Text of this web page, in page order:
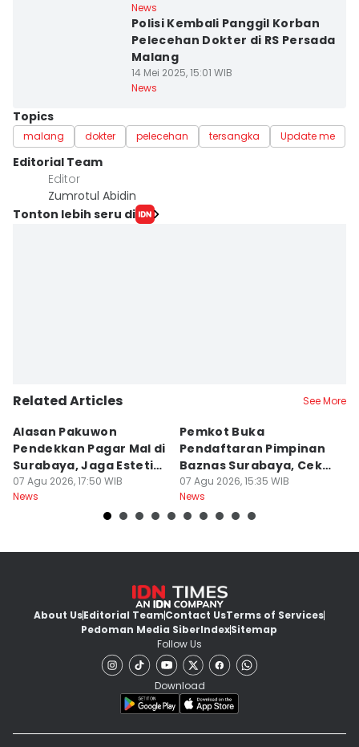
News
Polisi Kembali Panggil Korban
Pelecehan Dokter di RS Persada
Malang
14 Mei 2025, 15:01 WIB
News
Topics
malang dokter pelecehan tersangka Update me
Editorial Team
Editor
Zumrotul Abidin
Tonton lebih seru di
Related Articles See More
Alasan Pakuwon
Pendekkan Pagar Mal di
Surabaya, Jaga Estetik
Kota
07 Agu 2026, 17:50 WIB
News
Pemkot Buka
Pendaftaran Pimpinan
Baznas Surabaya, Cek
Syaratnya
07 Agu 2026, 15:35 WIB
News
About UsEditorial TeamContact UsTerms of Services
Pedoman Media SiberIndexSitemap
Follow Us
Download